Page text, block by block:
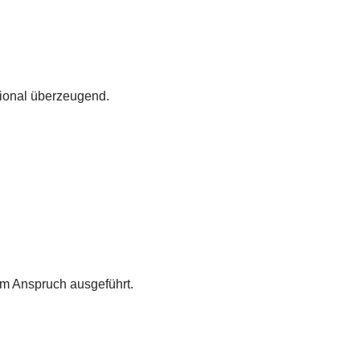
überzeugend.
Anspruch ausgeführt.